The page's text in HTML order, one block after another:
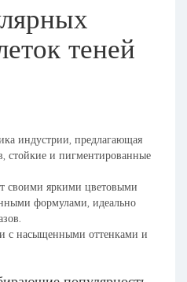
теней
индустрии, предлагающая
стойкие и пигментированные
яркими цветовыми
формулами, идеально
с насыщенными оттенками и